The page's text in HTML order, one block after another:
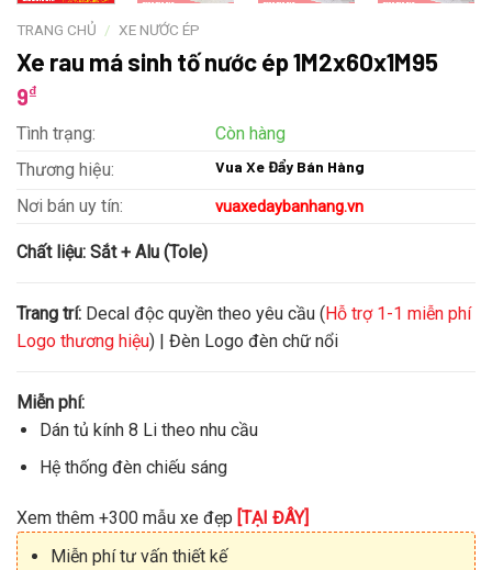
TRANG CHỦ / XE NƯỚC ÉP
Xe rau má sinh tố nước ép 1M2x60x1M95
9₫
Tình trạng:
Còn hàng
Thương hiệu:
Vua Xe Đẩy Bán Hàng
Nơi bán uy tín: vuaxedaybanhang.vn
Chất liệu: Sắt + Alu (Tole)
Trang trí: Decal độc quyền theo yêu cầu (Hỗ trợ 1-1 miễn phí
Logo thương hiệu) | Đèn Logo đèn chữ nổi
Miễn phí:
Dán tủ kính 8 Li theo nhu cầu
Hệ thống đèn chiếu sáng
Xem thêm +300 mẫu xe đẹp [TẠI ĐÂY]
Miễn phí tư vấn thiết kế